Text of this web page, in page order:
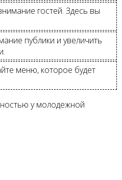
гостей. Здесь вы
публики и увеличить
меню, которое будет
у молодежной